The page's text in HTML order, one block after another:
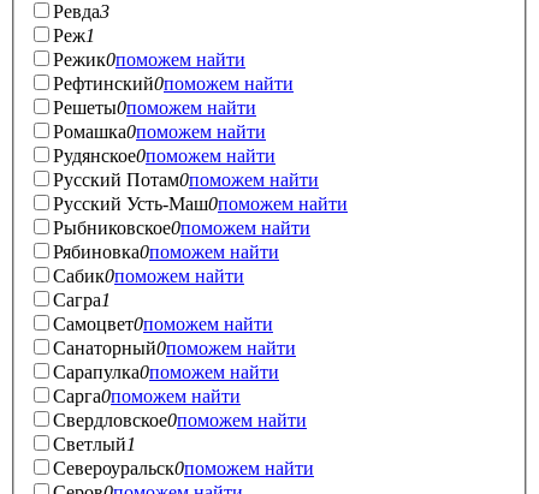
Ревда3
Реж1
Режик0поможем найти
Рефтинский0поможем найти
Решеты0поможем найти
Ромашка0поможем найти
Рудянское0поможем найти
Русский Потам0поможем найти
Русский Усть-Маш0поможем найти
Рыбниковское0поможем найти
Рябиновка0поможем найти
Сабик0поможем найти
Сагра1
Самоцвет0поможем найти
Санаторный0поможем найти
Сарапулка0поможем найти
Сарга0поможем найти
Свердловское0поможем найти
Светлый1
Североуральск0поможем найти